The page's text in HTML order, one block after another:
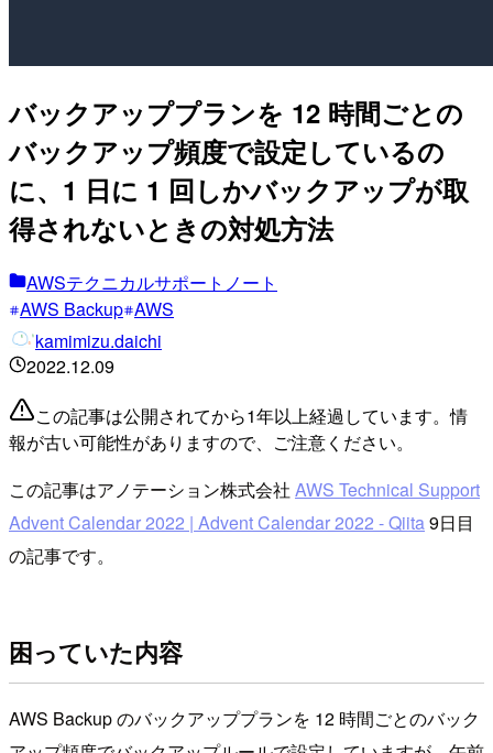
バックアッププランを 12 時間ごとの
バックアップ頻度で設定しているの
に、1 日に 1 回しかバックアップが取
得されないときの対処方法
AWSテクニカルサポートノート
AWS Backup AWS
kamimizu.daichi
2022.12.09
この記事は公開されてから1年以上経過しています。情
報が古い可能性がありますので、ご注意ください。
この記事はアノテーション株式会社 AWS Technical Support
Advent Calendar 2022 | Advent Calendar 2022 - Qiita 9日目
の記事です。
困っていた内容
AWS Backup のバックアッププランを 12 時間ごとのバック